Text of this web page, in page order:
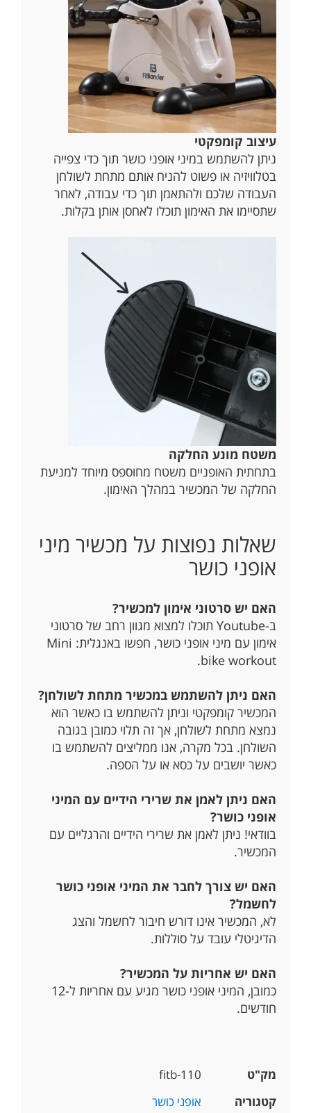
עיצוב קומפקטי
ניתן להשתמש במיני אופני כושר תוך כדי צפייה
בטלוויזיה או פשוט להניח אותם מתחת לשולחן
העבודה שלכם ולהתאמן תוך כדי עבודה, לאחר
שתסיימו את האימון תוכלו לאחסן אותן בקלות.
משטח מונע החלקה
בתחתית האופניים משטח מחוספס מיוחד למניעת
החלקה של המכשיר במהלך האימון.
שאלות נפוצות על מכשיר מיני
אופני כושר
האם יש סרטוני אימון למכשיר?
ב-Youtube תוכלו למצוא מגוון רחב של סרטוני
אימון עם מיני אופני כושר, חפשו באנגלית: Mini
bike workout.
האם ניתן להשתמש במכשיר מתחת לשולחן?
המכשיר קומפקטי וניתן להשתמש בו כאשר הוא
נמצא מתחת לשולחן, אך זה תלוי כמובן בגובה
השולחן. בכל מקרה, אנו ממליצים להשתמש בו
כאשר יושבים על כסא או על הספה.
האם ניתן לאמן את שרירי הידיים עם המיני
אופני כושר?
בוודאי! ניתן לאמן את שרירי הידיים והרגליים עם
המכשיר.
האם יש צורך לחבר את המיני אופני כושר
לחשמל?
לא, המכשיר אינו דורש חיבור לחשמל והצג
הדיגיטלי עובד על סוללות.
האם יש אחריות על המכשיר?
כמובן, המיני אופני כושר מגיע עם אחריות ל-12
חודשים.
מק"ט
fitb-110
קטגוריה
אופני כושר